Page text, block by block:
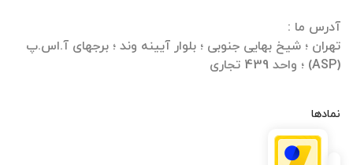
تهران ؛ شیخ بهایی جنوبی ؛ بلوار آیینه وند ؛ برجهای آ.اس.پ
(ASP) ؛ واحد 439 تجاری
نمادها